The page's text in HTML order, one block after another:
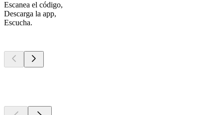
Escanea el código,
Descarga la app,
Escucha.